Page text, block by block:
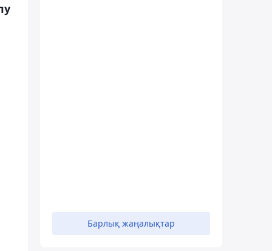
Барлық жаңалықтар